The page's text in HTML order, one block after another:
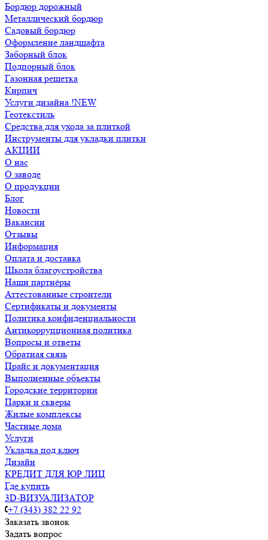
Бордюр дорожный
Металлический бордюр
Садовый бордюр
Оформление ландшафта
Заборный блок
Подпорный блок
Газонная решетка
Кирпич
Услуги дизайна !NEW
Геотекстиль
Средства для ухода за плиткой
Инструменты для укладки плитки
АКЦИИ
О нас
О заводе
О продукции
Блог
Новости
Вакансии
Отзывы
Информация
Оплата и доставка
Школа благоустройства
Наши партнёры
Аттестованные строители
Сертификаты и документы
Политика конфиденциальности
Антикоррупционная политика
Вопросы и ответы
Обратная связь
Прайс и документация
Выполненные объекты
Городские территории
Парки и скверы
Жилые комплексы
Частные дома
Услуги
Укладка под ключ
Дизайн
КРЕДИТ ДЛЯ ЮР ЛИЦ
Где купить
3D-ВИЗУАЛИЗАТОР
+7 (343) 382 22 92
Заказать звонок
Задать вопрос